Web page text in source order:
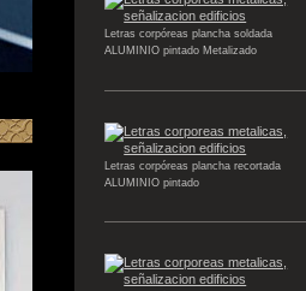
Letras corpóreas plancha soldada
ALUMINIO pintado Metalizado
Letras corpóreas plancha recortada
ALUMINIO pintado